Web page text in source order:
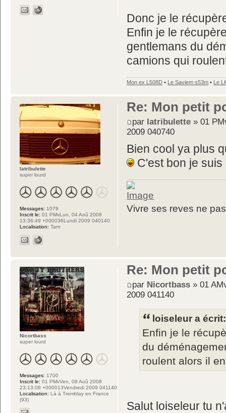
Donc je le
Enfin je le
gentlemans du
camions qui
Mon ex L508D • Le Saviem s53m • Le
Re: Mon petit
par latribulette » 01
2009 040740
Bien cool ya plus
C'est bon je
Vivre ses reves ne
latribulette
super lourd
Messages: 1079
Inscrit le: 01 PMvLun, 04 Aoû 2008
13:36:49 +000036Lundi 2009 040140
Localisation: Tarn
Re: Mon petit
par Nicortbass » 01
2009 041140
loiseleur a écrit:
Enfin je le
du
roulent alors il
Salut loiseleur tu
Nicortbass
super lourd
Messages: 1700
Inscrit le: 01 PMvVen, 08 Aoû 2008
23:13:08 +000013Vendredi 2009 041140
Localisation: Là à Tremblay en France
(93)